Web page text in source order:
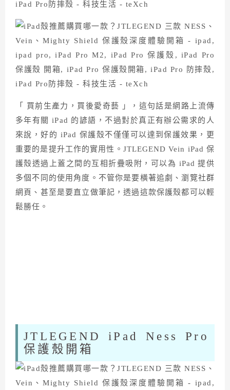
「 買前生產力，買後愛奇藝 」，這句話是網路上流傳
多年有關 iPad 的諺語，不過對於真正有辦公需求的人
來說，好的 iPad 保護殼不僅僅可以達到保護效果，更
重要的是提升工作的實用性。JTLEGEND Vein iPad 保
護殼透過上蓋之間的互相折疊吸附，可以為 iPad 提供
多個不同的使用角度。不管你是要橫著追劇、瀏覽社群
網頁、甚至是要直立做筆記，透過這款保護殼都可以輕
鬆勝任。
JTLEGEND iPad Ness Pro
保護殼開箱